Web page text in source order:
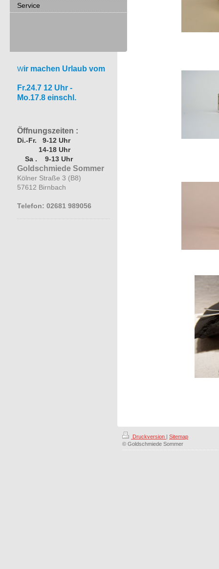
Service
Wir machen Urlaub vom
Fr.24.7 12 Uhr -
Mo.17.8 einschl.
Öffnungszeiten :
Di.-Fr. 9-12 Uhr
14-18 Uhr
Sa . 9-13 Uhr
Goldschmiede Sommer
Kölner Straße 3 (B8)
57612 Birnbach
Telefon: 02681 989056
Druckversion | Sitemap
© Goldschmiede Sommer